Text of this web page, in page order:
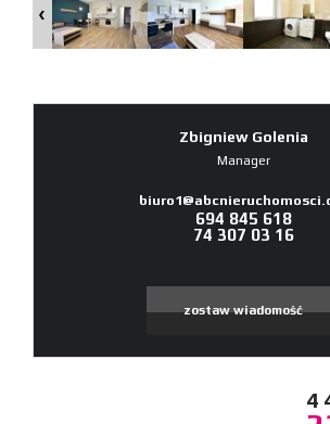
Zbigniew Golenia
Manager
694 845 618
74 307 03 16
zostaw wiadomość
4